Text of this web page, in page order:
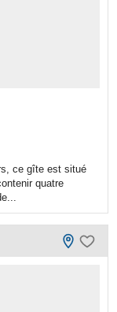
ce gîte est situé
quatre